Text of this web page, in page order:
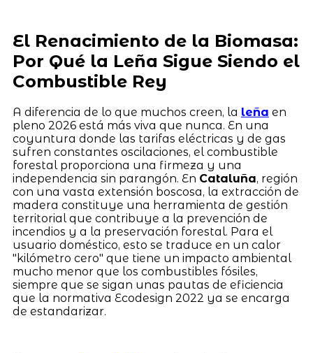
El Renacimiento de la Biomasa:
Por Qué la Leña Sigue Siendo el
Combustible Rey
A diferencia de lo que muchos creen, la leña en
pleno 2026 está más viva que nunca. En una
coyuntura donde las tarifas eléctricas y de gas
sufren constantes oscilaciones, el combustible
forestal proporciona una firmeza y una
independencia sin parangón. En Cataluña, región
con una vasta extensión boscosa, la extracción de
madera constituye una herramienta de gestión
territorial que contribuye a la prevención de
incendios y a la preservación forestal. Para el
usuario doméstico, esto se traduce en un calor
"kilómetro cero" que tiene un impacto ambiental
mucho menor que los combustibles fósiles,
siempre que se sigan unas pautas de eficiencia
que la normativa Ecodesign 2022 ya se encarga
de estandarizar.